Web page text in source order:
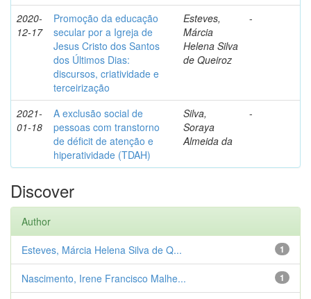
2020-
12-17
Promoção da educação
secular por a Igreja de
Jesus Cristo dos Santos
dos Últimos Dias:
discursos, criatividade e
terceirização
Esteves,
Márcia
Helena Silva
de Queiroz
-
2021-
01-18
A exclusão social de
pessoas com transtorno
de déficit de atenção e
hiperatividade (TDAH)
Silva,
Soraya
Almeida da
-
Discover
Author
1
Esteves, Márcia Helena Silva de Q...
1
Nascimento, Irene Francisco Malhe...